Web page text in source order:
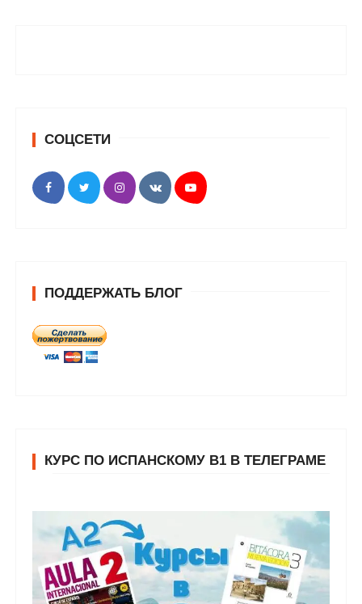
СОЦСЕТИ
ПОДДЕРЖАТЬ БЛОГ
КУРС ПО ИСПАНСКОМУ В1 В ТЕЛЕГРАМЕ